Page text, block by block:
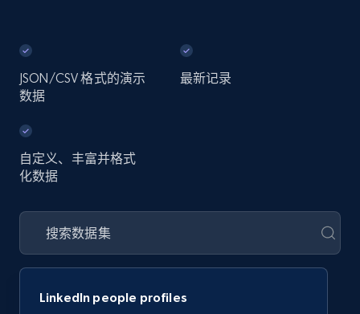
JSON/CSV 格式的演示
数据
最新记录
自定义、丰富并格式
化数据
LinkedIn people profiles